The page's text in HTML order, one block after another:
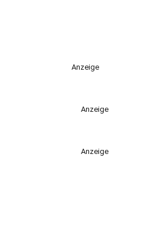
Anzeige
Anzeige
Anzeige